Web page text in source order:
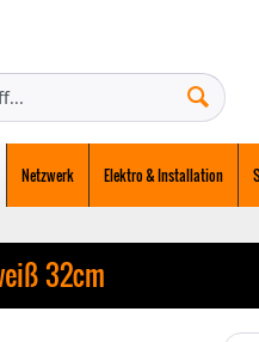
Netzwerk Elektro & Installation
32cm